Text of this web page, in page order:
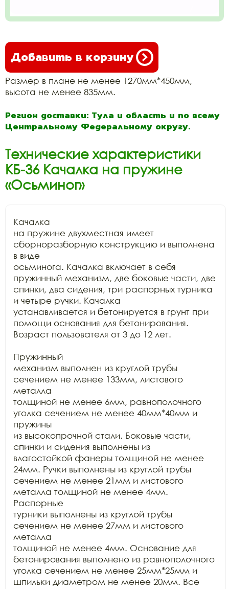
Добавить в корзину
Размер в плане не менее 1270мм*450мм,
высота не менее 835мм.
Регион доставки: Тула и область и по всему
Центральному Федеральному округу.
Технические характеристики
КБ-36 Качалка на пружине
«Осьминог»
Качалка
на пружине двухместная имеет
сборноразборную конструкцию и выполнена
в виде
осьминога. Качалка включает в себя
пружинный механизм, две боковые части, две
спинки, два сидения, три распорных турника
и четыре ручки. Качалка
устанавливается и бетонируется в грунт при
помощи основания для бетонирования.
Возраст пользователя от 3 до 12 лет.
Пружинный
механизм выполнен из круглой трубы
сечением не менее 133мм, листового
металла
толщиной не менее 6мм, равнополочного
уголка сечением не менее 40мм*40мм и
пружины
из высокопрочной стали. Боковые части,
спинки и сидения выполнены из
влагостойкой фанеры толщиной не менее
24мм. Ручки выполнены из круглой трубы
сечением не менее 21мм и листового
металла толщиной не менее 4мм.
Распорные
турники выполнены из круглой трубы
сечением не менее 27мм и листового
металла
толщиной не менее 4мм. Основание для
бетонирования выполнено из равнополочного
уголка сечением не менее 25мм*25мм и
шпильки диаметром не менее 20мм. Все